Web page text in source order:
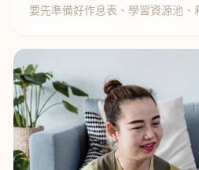
要先準備好作息表、學習資源池、